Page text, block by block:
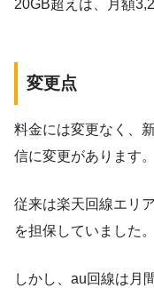
20GB超えは、月額
変更点
料金には変更なく、
信に変更があります。
従来は楽天回線エリ
を担保していました。
しかし、au回線は月